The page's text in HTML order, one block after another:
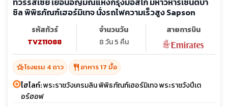
ซิล พิพิธภัณฑ์เฮอร์มิเทจ นั่งรถไฟความเร็วสูง Sapson
รหัสทัวร์
TVZ11088
จำนวนวัน
8 วัน 5 คืน
สายการบิน
hotel_classโรงแรม 4 ดาว restaurant อาหาร 17 มื้อ
ไฮไลท์:พระราชวังเครมลิน พิพิธภัณฑ์เฮอร์มิเทจ พระราชวังปีเต
อร์ฮอฟ